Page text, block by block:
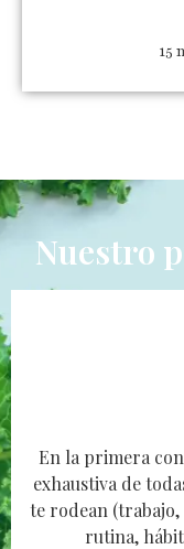
15
Nuestro
En la primera
exhaustiva de
te rodean
rutina,